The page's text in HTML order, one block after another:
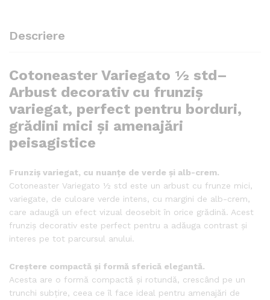
Descriere
Cotoneaster Variegato ½ std–
Arbust decorativ cu frunziș
variegat, perfect pentru borduri,
grădini mici și amenajări
peisagistice
Frunziș variegat, cu nuanțe de verde și alb-crem.
Cotoneaster Variegato ½ std este un arbust cu frunze mici,
variegate, de culoare verde intens, cu margini de alb-crem,
care adaugă un efect vizual deosebit în orice grădină. Acest
frunziș decorativ este perfect pentru a adăuga contrast și
interes pe tot parcursul anului.
Creștere compactă și formă sferică elegantă.
Acesta are o formă compactă și rotundă, crescând pe un
trunchi subțire, ceea ce îl face ideal pentru amenajări de